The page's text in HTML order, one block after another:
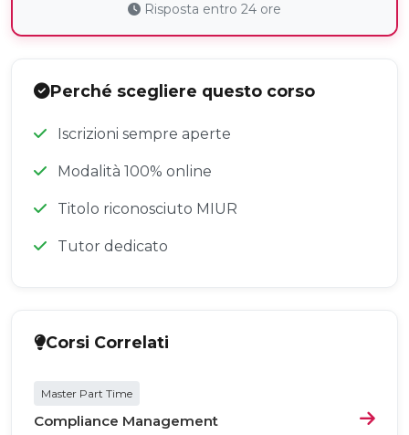
Risposta entro 24 ore
Perché scegliere questo corso
Iscrizioni sempre aperte
Modalità 100% online
Titolo riconosciuto MIUR
Tutor dedicato
Corsi Correlati
Master Part Time
Compliance Management